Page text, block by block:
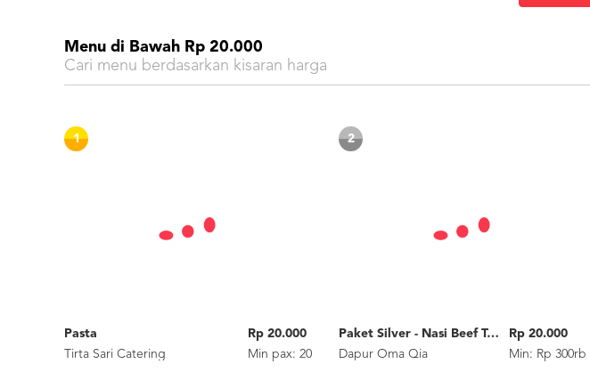
Menu di Bawah Rp 20.000
Cari menu berdasarkan kisaran harga
1
Pasta
Tirta Sari Catering
Rp 20.000
Min pax: 20
2
Paket Silver - Nasi Beef Teriyaki
Dapur Oma Qia
Rp 20.000
Min: Rp 300rb